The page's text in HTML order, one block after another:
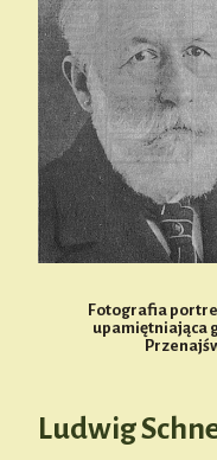
Fotografia
upamiętniająca
Ludwig